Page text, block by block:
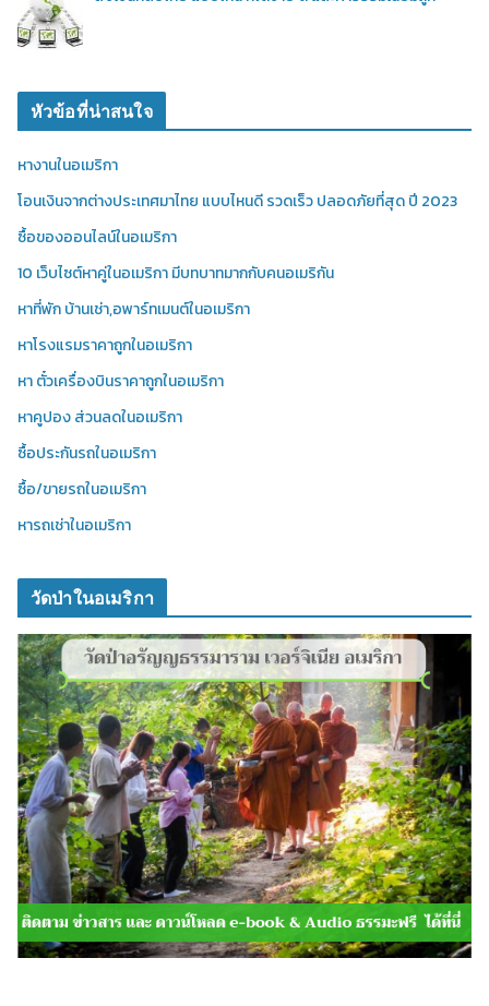
หัวข้อที่น่าสนใจ
หางานในอเมริกา
โอนเงินจากต่างประเทศมาไทย แบบไหนดี รวดเร็ว ปลอดภัยที่สุด ปี 2023
ซื้อของออนไลน์ในอเมริกา
10 เว็บไซต์หาคู่ในอเมริกา มีบทบาทมากกับคนอเมริกัน
หาที่พัก บ้านเช่า,อพาร์ทเมนต์ในอเมริกา
หาโรงแรมราคาถูกในอเมริกา
หา ตั๋วเครื่องบินราคาถูกในอเมริกา
หาคูปอง ส่วนลดในอเมริกา
ซื้อประกันรถในอเมริกา
ซื้อ/ขายรถในอเมริกา
หารถเช่าในอเมริกา
วัดป่าในอเมริกา